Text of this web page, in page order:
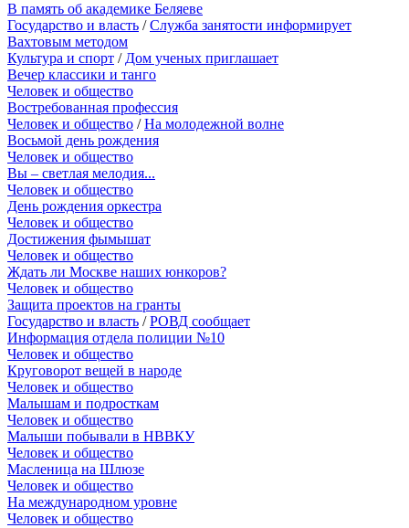
В память об академике Беляеве
Государство и власть /Служба занятости информирует
Вахтовым методом
Культура и спорт / Дом ученых приглашает
Вечер классики и танго
Человек и общество
Востребованная профессия
Человек и общество /На молодежной волне
Восьмой день рождения
Человек и общество
Вы – светлая мелодия...
Человек и общество
День рождения оркестра
Человек и общество
Достижения фымышат
Человек и общество
Ждать ли Москве наших юнкоров?
Человек и общество
Защита проектов на гранты
Государство и власть /РОВД сообщает
Информация отдела полиции №10
Человек и общество
Круговорот вещей в народе
Человек и общество
Малышам и подросткам
Человек и общество
Малыши побывали в НВВКУ
Человек и общество
Масленица на Шлюзе
Человек и общество
На международном уровне
Человек и общество